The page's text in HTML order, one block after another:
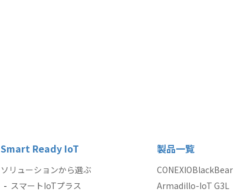
Smart Ready IoT
ソリューションから選ぶ
スマートIoTプラス
製品一覧
CONEXIOBlackBear
Armadillo-IoT G3L